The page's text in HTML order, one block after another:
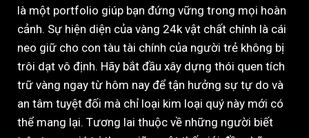
là một portfolio giúp bạn đứng vững trong mọi hoàn
cảnh. Sự hiện diện của vàng 24k vật chất chính là cái
neo giữ cho con tàu tài chính của người trẻ không bị
trôi dạt vô định. Hãy bắt đầu xây dựng thói quen tích
trữ vàng ngay từ hôm nay để tận hưởng sự tự do và
an tâm tuyệt đối mà chỉ loại kim loại quý này mới có
thể mang lại. Tương lai thuộc về những người biết